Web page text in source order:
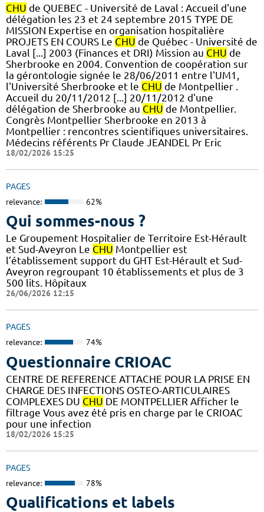
CHU de QUEBEC - Université de Laval : Accueil d'une
délégation les 23 et 24 septembre 2015 TYPE DE
MISSION Expertise en organisation hospitalière
PROJETS EN COURS Le CHU de Québec - Université de
Laval [...] 2003 (Finances et DRI) Mission au CHU de
Sherbrooke en 2004. Convention de coopération sur
la gérontologie signée le 28/06/2011 entre l'UM1,
l'Université Sherbrooke et le CHU de Montpellier .
Accueil du 20/11/2012 [...] 20/11/2012 d'une
délégation de Sherbrooke au CHU de Montpellier.
Congrès Montpellier Sherbrooke en 2013 à
Montpellier : rencontres scientifiques universitaires.
Médecins référents Pr Claude JEANDEL Pr Eric
18/02/2026 15:25
PAGES
relevance: 62%
Qui sommes-nous ?
Le Groupement Hospitalier de Territoire Est-Hérault
et Sud-Aveyron Le CHU Montpellier est
l’établissement support du GHT Est-Hérault et Sud-
Aveyron regroupant 10 établissements et plus de 3
500 lits. Hôpitaux
26/06/2026 12:15
PAGES
relevance: 74%
Questionnaire CRIOAC
CENTRE DE REFERENCE ATTACHE POUR LA PRISE EN
CHARGE DES INFECTIONS OSTEO-ARTICULAIRES
COMPLEXES DU CHU DE MONTPELLIER Afficher le
filtrage Vous avez été pris en charge par le CRIOAC
pour une infection
18/02/2026 15:25
PAGES
relevance: 78%
Qualifications et labels